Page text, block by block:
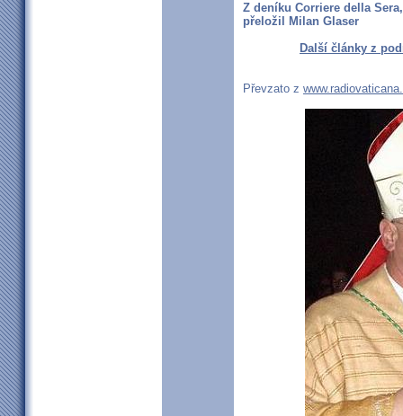
Z deníku Corriere della
přeložil Milan Glaser
Další články z
Převzato z